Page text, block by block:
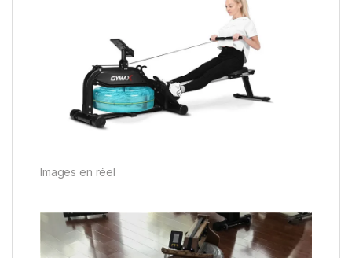
Images en réel